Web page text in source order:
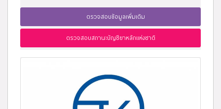
ตรวจสอบข้อมูลเพิ่มเติม
ตรวจสอบสถานะบัญชียาหลักแห่งชาติ